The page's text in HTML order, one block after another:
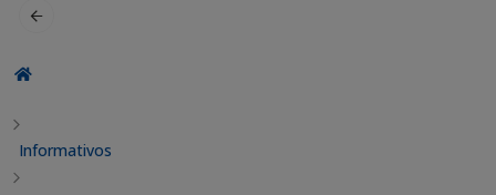
Informativos